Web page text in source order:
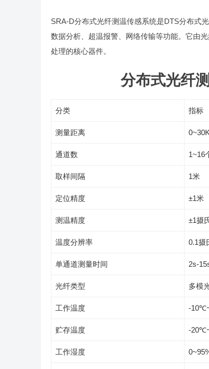
SRA-D分布式光纤测温传感系统是DTS分布式
数据分析、超温报警、网络传输等功能。它由
处理的核心器件。
分布式光纤
分类 指标
测量距离
通道数 1~16
取样间隔 1米
定位精度 ±1米
测温精度 ±1摄
温度分辨率 0.1摄
单通道测量时间 2s-
光纤类型 多模
工作温度 -
贮存温度 -
工作湿度